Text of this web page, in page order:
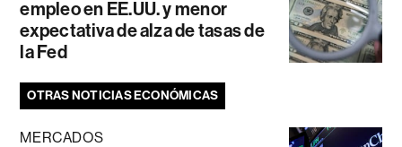
empleo en EE.UU. y menor
expectativa de alza de tasas de
la Fed
OTRAS NOTICIAS ECONÓMICAS
MERCADOS